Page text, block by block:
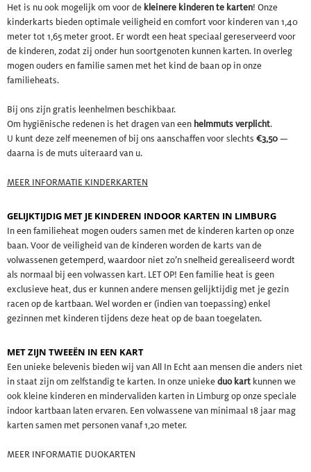
Het is nu ook mogelijk om voor de kleinere kinderen te karten! Onze
kinderkarts bieden optimale veiligheid en comfort voor kinderen van 1,40
meter tot 1,65 meter groot. Er wordt een heat speciaal gereserveerd voor
de kinderen, zodat zij onder hun soortgenoten kunnen karten. In overleg
mogen ouders en familie samen met het kind de baan op in onze
familieheats.
Bij ons zijn gratis leenhelmen beschikbaar.
Om hygiënische redenen is het dragen van een helmmuts verplicht.
U kunt deze zelf meenemen of bij ons aanschaffen voor slechts €3,50—
daarna is de muts uiteraard van u.
MEER INFORMATIE KINDERKARTEN
GELIJKTIJDIG MET JE KINDEREN INDOOR KARTEN IN LIMBURG
In een familieheat mogen ouders samen met de kinderen karten op onze
baan. Voor de veiligheid van de kinderen worden de karts van de
volwassenen getemperd, waardoor niet zo’n snelheid gerealiseerd wordt
als normaal bij een volwassen kart. LET OP! Een familie heat is geen
exclusieve heat, dus er kunnen andere mensen gelijktijdig met je gezin
racen op de kartbaan. Wel worden er (indien van toepassing) enkel
gezinnen met kinderen tijdens deze heat op de baan toegelaten.
MET ZIJN TWEEËN IN EEN KART
Een unieke belevenis bieden wij van All In Echt aan mensen die anders niet
in staat zijn om zelfstandig te karten. In onze uniekeduo kart kunnen we
ook kleine kinderen en mindervaliden karten in Limburg op onze speciale
indoor kartbaan laten ervaren. Een volwassene van minimaal 18 jaar mag
karten samen met personen vanaf 1,20 meter.
MEER INFORMATIE DUOKARTEN